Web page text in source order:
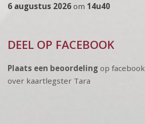
6 augustus 2026 om 14u40
DEEL OP FACEBOOK
Plaats een beoordeling op facebook
over kaartlegster Tara